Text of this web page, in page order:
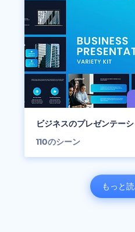
ビジネスのプレゼンテー
110のシーン
もっと